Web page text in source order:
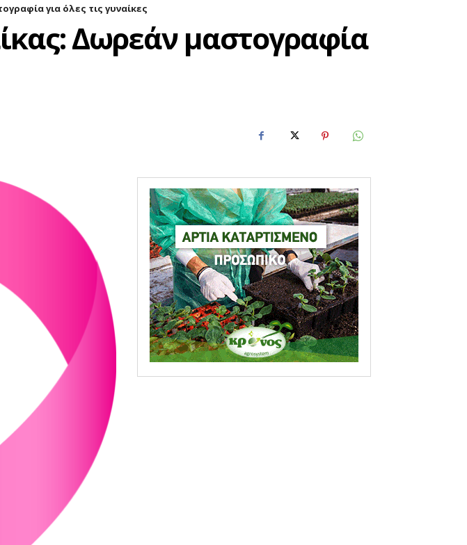
για όλες τις γυναίκες
Δωρεάν μαστογραφία